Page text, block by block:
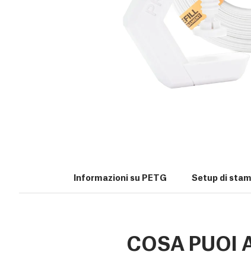
Informazioni su PETG Setup di
COSA PUOI